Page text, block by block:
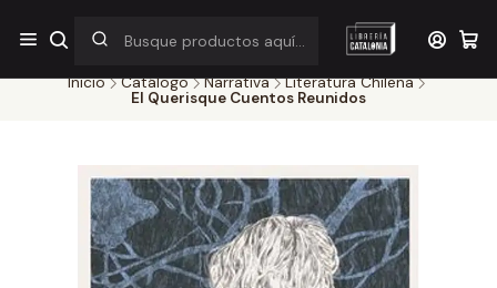
¡Por pocos días! Despacho a $1.000 en RM por compras sobre
$38.000
Inicio Catálogo Narrativa
Literatura Chilena
El Querisque Cuentos Reunidos